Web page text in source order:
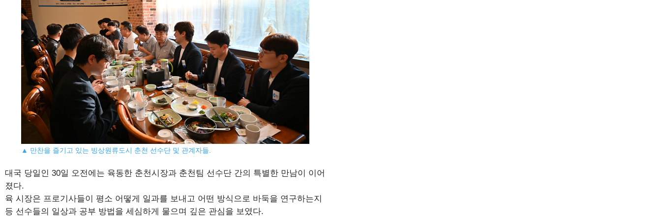
▲ 만찬을 즐기고 있는 빙상원류도시 춘천 선수단 및 관계자들.
대국 당일인 30일 오전에는 육동한 춘천시장과 춘천팀 선수단 간의 특별한 만남이 이어
졌다.
육 시장은 프로기사들이 평소 어떻게 일과를 보내고 어떤 방식으로 바둑을 연구하는지
등 선수들의 일상과 공부 방법을 세심하게 물으며 깊은 관심을 보였다.